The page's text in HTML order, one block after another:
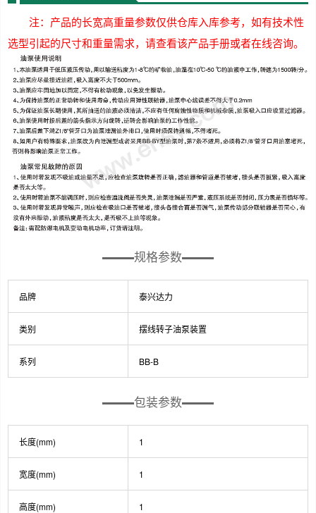
注：产品的长宽高重量参数仅供仓库入库参考，如有技术性
选型引起的尺寸和重量需求，请查看该产品手册或者在线咨询。
规格参数
品牌 泰兴达力
类别 摆线转子油泵装置
系列 BB-B
包装参数
长度(mm) 1
宽度(mm) 1
高度(mm) 1